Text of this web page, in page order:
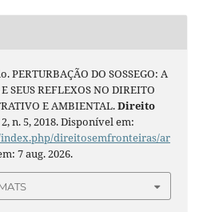
PERTURBAÇÃO DO SOSSEGO: A
SEUS REFLEXOS NO DIREITO
E AMBIENTAL.Direito
2, n. 5, 2018. Disponível em:
direitosemfronteiras/ar
7 aug. 2026.